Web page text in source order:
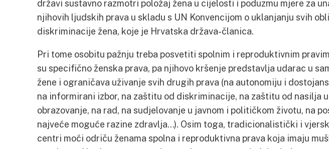
državi sustavno razmotri položaj žena u cijelosti i poduzmu mjere za
njihovih ljudskih prava u skladu s UN Konvencijom o uklanjanju svih
diskriminacije žena, koje je Hrvatska država-članica.
Pri tome osobitu pažnju treba posvetiti spolnim i reproduktivnim
su specifično ženska prava, pa njihovo kršenje predstavlja udarac u
žene i ograničava uživanje svih drugih prava (na autonomiju i
na informirani izbor, na zaštitu od diskriminacije, na zaštitu od nasilja
obrazovanje, na rad, na sudjelovanje u javnom i političkom životu, na
najveće moguće razine zdravlja…). Osim toga, tradicionalistički i
centri moći odriču ženama spolna i reproduktivna prava koja imaju